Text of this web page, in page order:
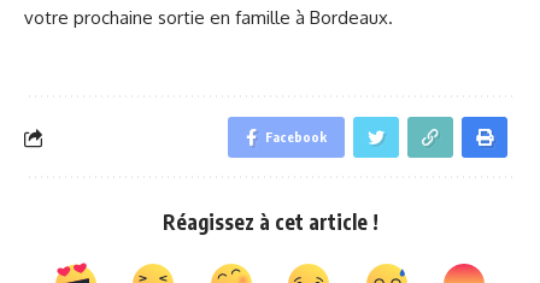
votre prochaine sortie en famille à Bordeaux.
Facebook
Réagissez à cet article !